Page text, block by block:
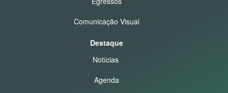
Comunicação Visual
Destaque
Notícias
Agenda